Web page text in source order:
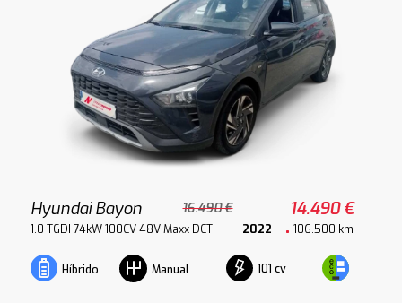
Hyundai Bayon 16.490 € 14.490 €
1.0 TGDI 74kW 100CV 48V Maxx DCT 2022 106.500 km
Híbrido Manual 101 cv